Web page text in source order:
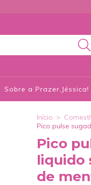
Sobre a Prazer,Jéssica!
Início >
Pico pulse
Pico
liquido
de